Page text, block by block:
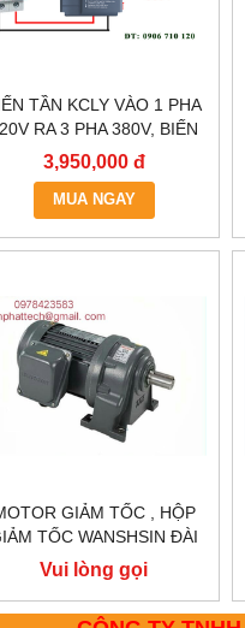
TẦN KCLY VÀO 1 PHA
RA 3 PHA 380V, BIẾN
TẦN KCLY KOC600-
2R2GT3-B
3,950,000 đ
MUA NGAY
GIẢM TỐC , HỘP
TỐC WANSHSIN ĐÀI
1.5KW 1500W 2HP AC
BA PHA 220 V / 380V
Vui lòng gọi